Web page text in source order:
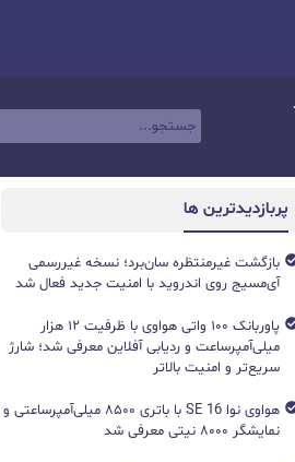
پربازدیدترین ها
بازگشت غیرمنتظره سان‌برد؛ نسخه غیررسمی
آی‌مسیج روی اندروید با امنیت جدید فعال شد
پاوربانک ۱۰۰ واتی هواوی با ظرفیت ۱۲ هزار
میلی‌آمپرساعت و ردیابی آفلاین معرفی شد؛ شارژ
سریع‌تر و امنیت بالاتر
هواوی نوا 16 SE با باتری ۸۵۰۰ میلی‌آمپرساعتی و
نمایشگر ۸۰۰۰ نیتی معرفی شد